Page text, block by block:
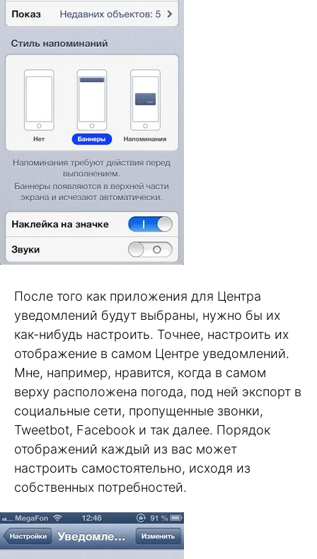
После того как приложения для Центра
уведомлений будут выбраны, нужно бы их
как-нибудь настроить. Точнее, настроить их
отображение в самом Центре уведомлений.
Мне, например, нравится, когда в самом
верху расположена погода, под ней экспорт в
социальные сети, пропущенные звонки,
Tweetbot, Facebook и так далее. Порядок
отображений каждый из вас может
настроить самостоятельно, исходя из
собственных потребностей.